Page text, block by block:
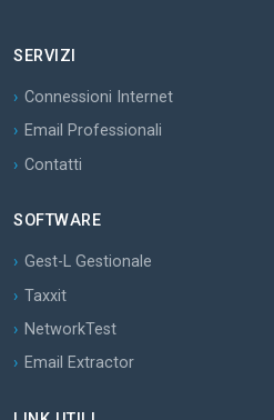
SERVIZI
Connessioni Internet
Email Professionali
Contatti
SOFTWARE
Gest-L Gestionale
Taxxit
NetworkTest
Email Extractor